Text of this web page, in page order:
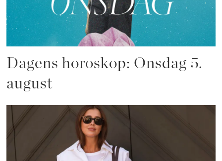
Dagens horoskop: Onsdag 5.
august